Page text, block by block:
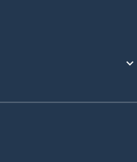
expand_more